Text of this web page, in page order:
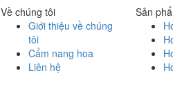
Về chúng tôi
Giới thiệu về chúng
tôi
Cẩm nang hoa
Liên hệ
Sản